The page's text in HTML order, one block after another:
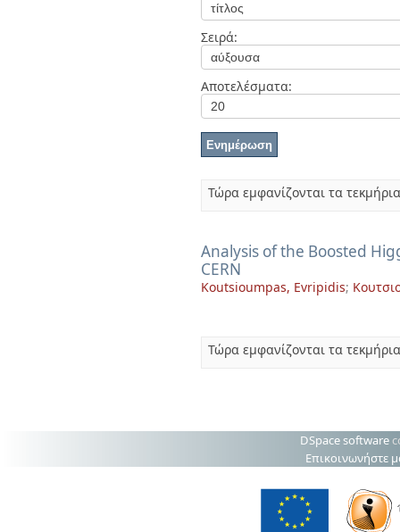
Σειρά:
Αποτελέσματα:
Τώρα εμφανίζονται τα
Analysis of the Boosted
CERN
Koutsioumpas, Evripidis;
Τώρα εμφανίζονται τα
DSpace software
Επικοινωνήστε